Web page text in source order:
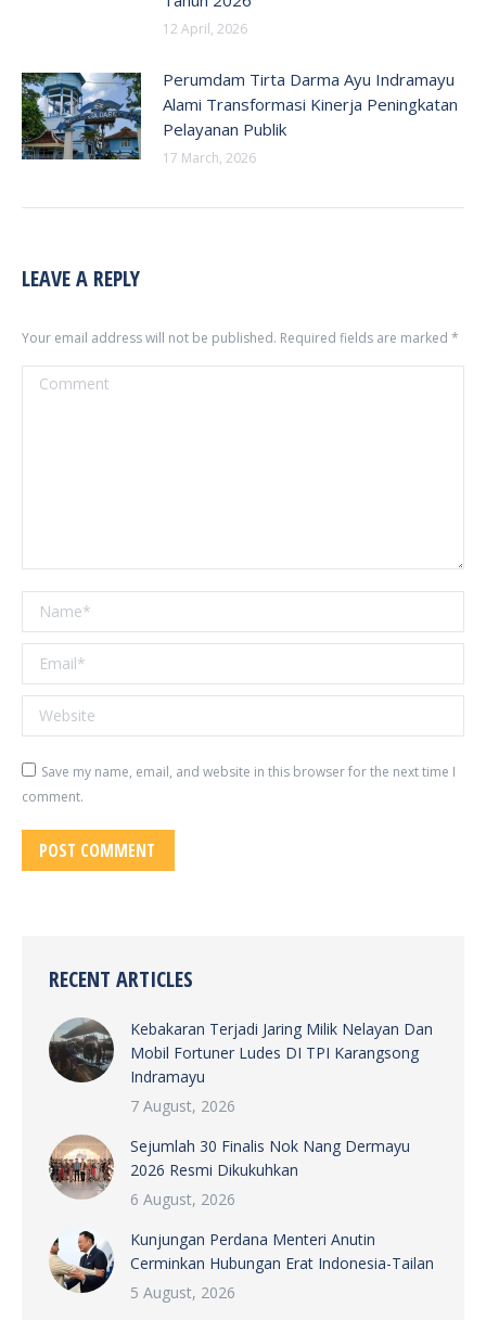
12 April, 2026
Perumdam Tirta Darma Ayu Indramayu
Alami Transformasi Kinerja Peningkatan
Pelayanan Publik
17 March, 2026
LEAVE A REPLY
Your email address will not be published. Required fields are marked *
Comment
Name *
Email *
Website
Save my name, email, and website in this browser for the next time I
comment.
POST COMMENT
RECENT ARTICLES
Kebakaran Terjadi Jaring Milik Nelayan Dan
Mobil Fortuner Ludes DI TPI Karangsong
Indramayu
7 August, 2026
Sejumlah 30 Finalis Nok Nang Dermayu
2026 Resmi Dikukuhkan
6 August, 2026
Kunjungan Perdana Menteri Anutin
Cerminkan Hubungan Erat Indonesia-Tailan
5 August, 2026